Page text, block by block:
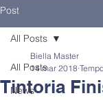
Post
All Posts
News
All Posts
Tintoria
Biella Master
14 mar 2018